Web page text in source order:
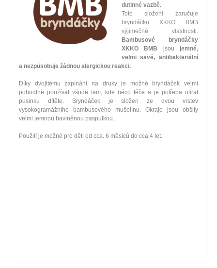
dutinné vazbě.
Toto složení zaručuje
bryndáčku XKKO BMB
výjimečné vlastnosti.
Bambusové bryndáčky
XKKO BMB jsou jemné,
velmi savé, antibakteriální
a nezpůsobuje žádnou alergickou reakci.
Díky dvojitému zapínání na druky je možné bryndáček velmi
pohodlně používat všude tam, kde něco těče a je potřeba utírat
pusinku dítěte. Bryndáček je složen ze dvou vrstev
vysokogramážního bambusového mušelínu. Okraje jsou obšity
velmi jemnou bavlněnou paspulkou.
Použití je možné pro děti od cca. 6 měsíců do cca.4 let.